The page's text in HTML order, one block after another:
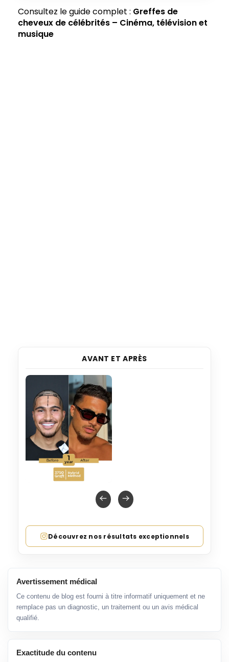
Consultez le guide complet : Greffes de
cheveux de célébrités – Cinéma, télévision et
musique
AVANT ET APRÈS
Découvrez nos résultats exceptionnels
Avertissement médical
Ce contenu de blog est fourni à titre informatif uniquement et ne
remplace pas un diagnostic, un traitement ou un avis médical
qualifié.
Exactitude du contenu